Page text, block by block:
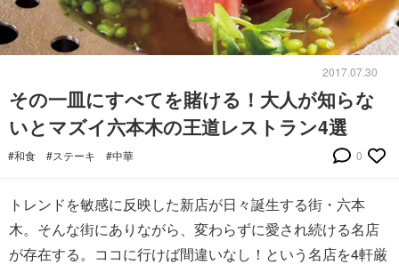
2017.07.30
その一皿にすべてを賭ける！大人が知らな
いとマズイ六本木の王道レストラン4選
#和食 #ステーキ #中華 0
トレンドを敏感に反映した新店が日々誕生する街・六本
木。そんな街にありながら、変わらずに愛され続ける名店
が存在する。ココに行けば間違いなし！という名店を4軒厳